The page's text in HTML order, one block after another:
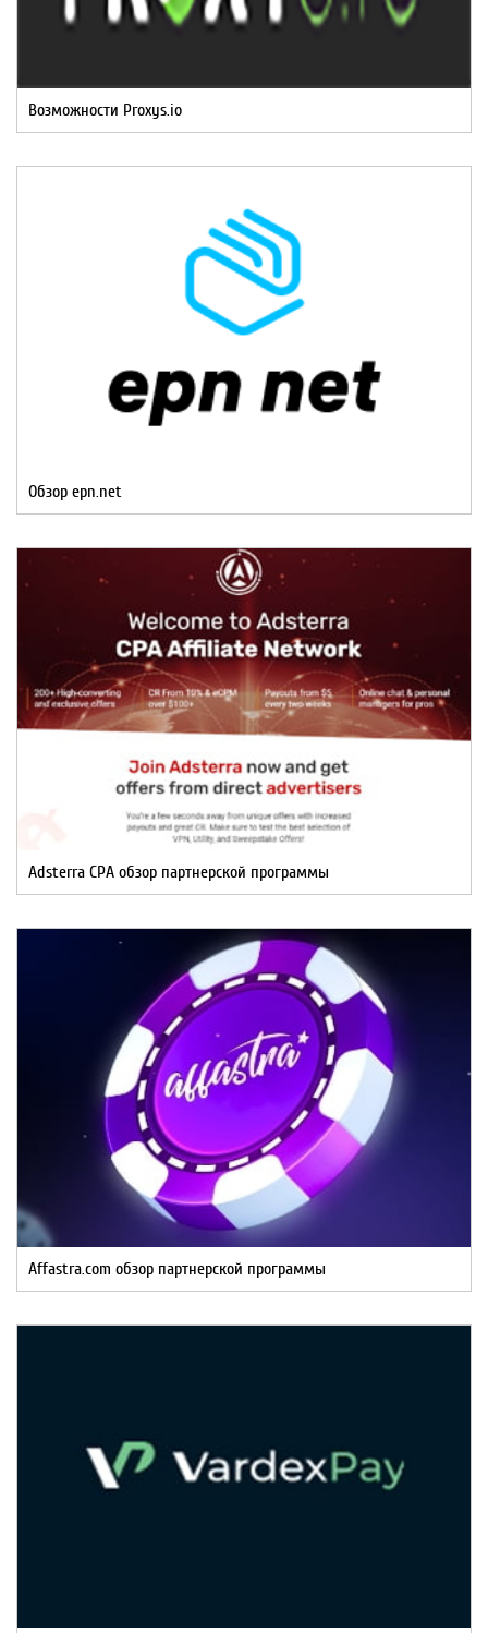
Возможности Proxys.io
Обзор epn.net
Adsterra CPA обзор партнерской программы
Affastra.com обзор партнерской программы